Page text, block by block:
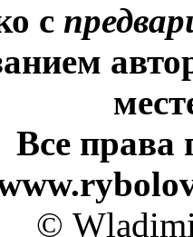
с
Все права
©